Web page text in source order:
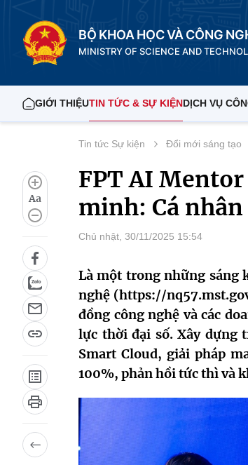
BỘ KHOA HỌC VÀ CÔNG
MINISTRY OF SCIENCE AND
GIỚI THIỆUTIN TỨC & SỰ KIỆNDỊCH VỤ
Aa
Tin tức Sự kiện Đổi mới sáng tạo
FPT AI
minh: Cá
Chủ nhật, 30/11/2025 15:54
Là một trong những sáng
nghệ (https://
đồng công nghệ và các
lực thời đại số. Xây dựng
Smart Cloud, giải pháp
100%, phản hồi tức thì và